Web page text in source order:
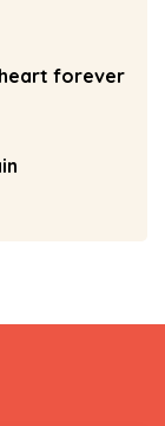
forever